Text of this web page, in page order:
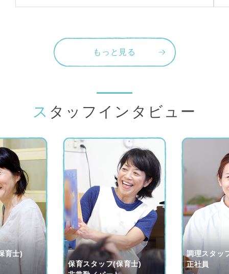
もっと見る
スタッフインタビュー
育士)
保育スタッフ(保育士)
調理スタッ
正社員